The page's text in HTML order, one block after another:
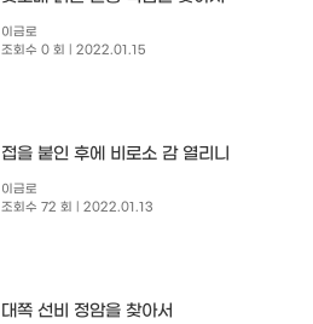
이금로
조회수 0 회
| 2022.01.15
접을 붙인 후에 비로소 감 열리니
이금로
조회수 72 회
| 2022.01.13
대쪽 선비 정암을 찾아서